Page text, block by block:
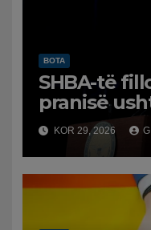
BOTA
SHBA-të
pranisë
KOR 29, 2026